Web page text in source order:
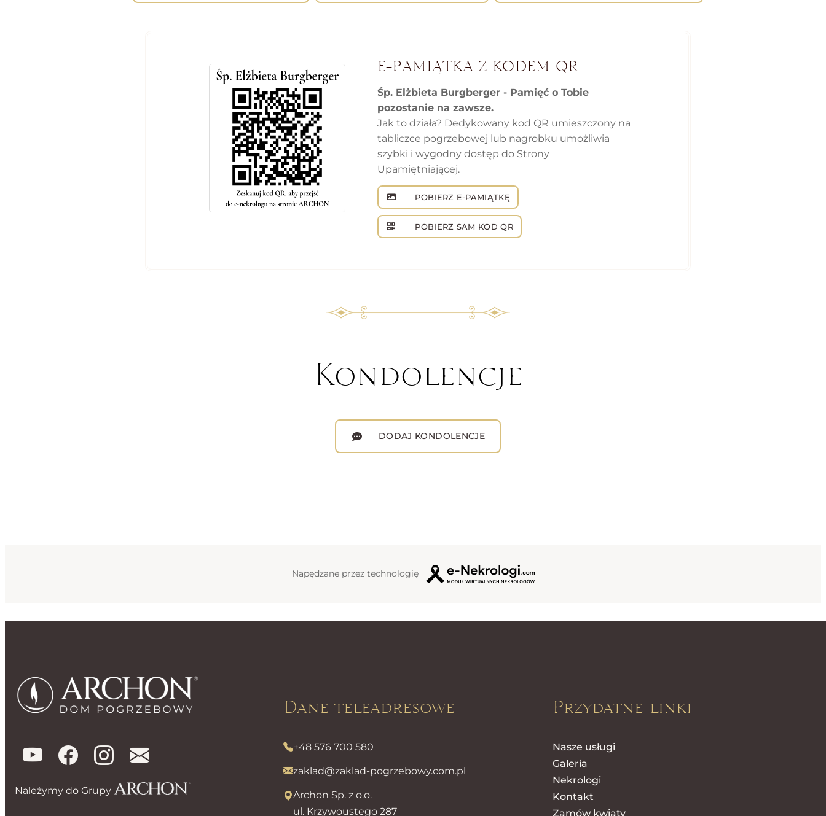
E-PAMIĄTKA Z KODEM QR
Śp. Elżbieta Burgberger - Pamięć o Tobie
pozostanie na zawsze.
Jak to działa? Dedykowany kod QR umieszczony na
tabliczce pogrzebowej lub nagrobku umożliwia
szybki i wygodny dostęp do Strony
Upamiętniającej.
POBIERZ E-PAMIĄTKĘ
POBIERZ SAM KOD QR
Kondolencje
DODAJ KONDOLENCJE
Napędzane przez technologię
Należymy do Grupy
Dane teleadresowe
+48 576 700 580
zaklad@zaklad-pogrzebowy.com.pl
Archon Sp. z o.o.
ul. Krzywoustego 287
Przydatne linki
Nasze usługi
Galeria
Nekrologi
Kontakt
Zamów kwiaty